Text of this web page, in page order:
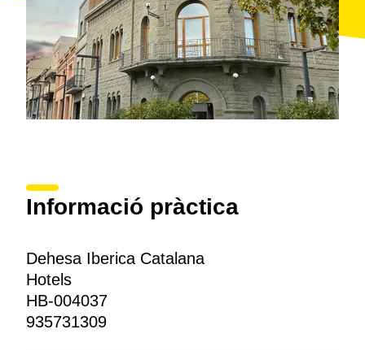
Informació pràctica
Dehesa Iberica Catalana
Hotels
HB-004037
935731309